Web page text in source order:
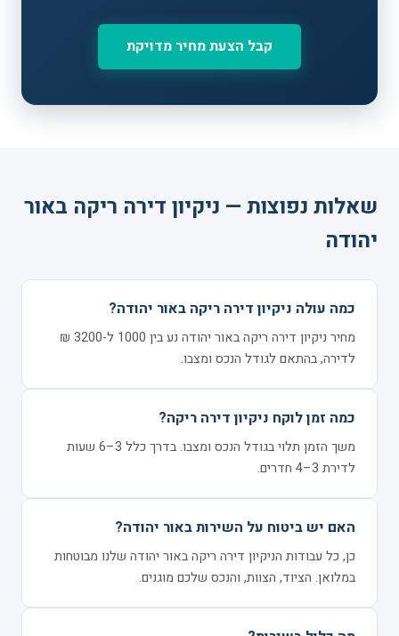
קבל הצעת מחיר מדויקת
שאלות נפוצות — ניקיון דירה ריקה באור
יהודה
כמה עולה ניקיון דירה ריקה באור יהודה?
מחיר ניקיון דירה ריקה באור יהודה נע בין 1000 ל-3200 ₪
לדירה, בהתאם לגודל הנכס ומצבו.
כמה זמן לוקח ניקיון דירה ריקה?
משך הזמן תלוי בגודל הנכס ומצבו. בדרך כלל 3–6 שעות
לדירת 3–4 חדרים.
האם יש ביטוח על השירות באור יהודה?
כן, כל עבודות הניקיון דירה ריקה באור יהודה שלנו מבוטחות
במלואן. הציוד, הצוות, והנכס שלכם מוגנים.